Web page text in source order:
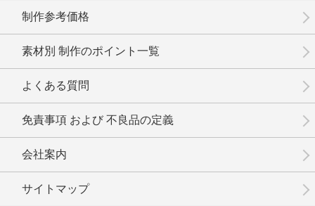
No.3-073 No.3-072 No.3-071
制作参考価格
素材別 制作のポイント一覧
よくある質問
免責事項 および 不良品の定義
会社案内
サイトマップ